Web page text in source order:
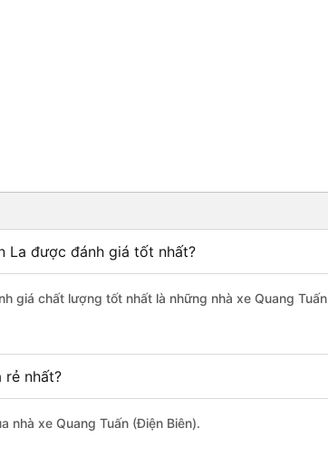
La được đánh giá tốt nhất?
giá chất lượng tốt nhất là những nhà xe Quang Tuấn
rẻ nhất?
nhà xe Quang Tuấn (Điện Biên).